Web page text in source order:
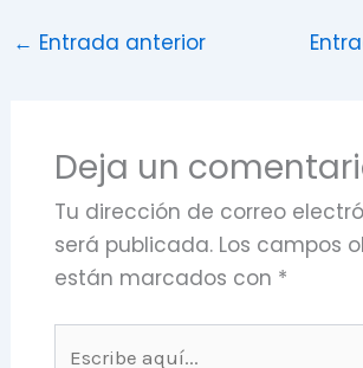
← Entrada anterior
Deja un
Tu dirección de correo
será publicada. Los campos
están marcados con *